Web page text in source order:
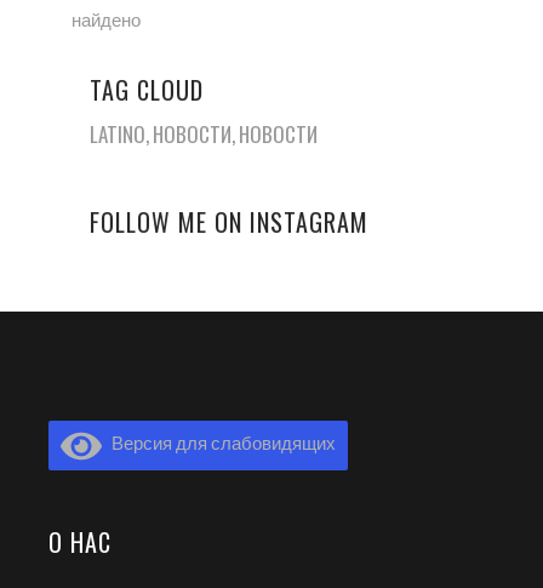
найдено
TAG CLOUD
LATINO НОВОСТИ НОВОСТИ
FOLLOW ME ON INSTAGRAM
Версия для слабовидящих
О НАС